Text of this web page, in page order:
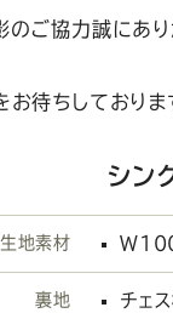
のご協力誠にあり
待ちしておりま
シン
生地素材
裏地 チェ